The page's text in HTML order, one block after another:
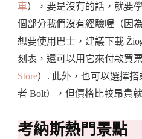
車），要是沒有的話，就要
個部分我們沒有經驗喔（因
想要使用巴士，建議下載
刻表，還可以用它來付款買
Store）. 此外，也可以選擇搭
者 Bolt），但價格比較昂貴
考納斯熱門景點